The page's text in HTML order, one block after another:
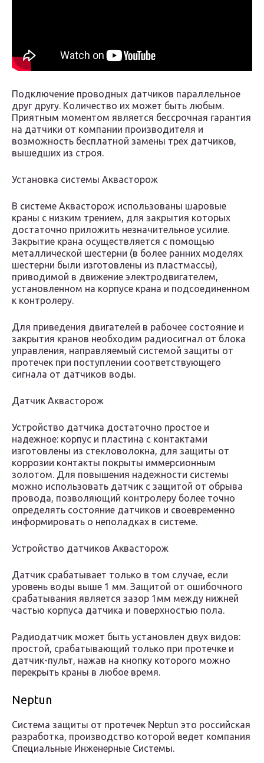
Подключение проводных датчиков параллельное
друг другу. Количество их может быть любым.
Приятным моментом является бессрочная гарантия
на датчики от компании производителя и
возможность бесплатной замены трех датчиков,
вышедших из строя.
Установка системы Аквасторож
В системе Аквасторож использованы шаровые
краны с низким трением, для закрытия которых
достаточно приложить незначительное усилие.
Закрытие крана осуществляется с помощью
металлической шестерни (в более ранних моделях
шестерни были изготовлены из пластмассы),
приводимой в движение электродвигателем,
установленном на корпусе крана и подсоединенном
к контролеру.
Для приведения двигателей в рабочее состояние и
закрытия кранов необходим радиосигнал от блока
управления, направляемый системой защиты от
протечек при поступлении соответствующего
сигнала от датчиков воды.
Датчик Аквасторож
Устройство датчика достаточно простое и
надежное: корпус и пластина с контактами
изготовлены из стекловолокна, для защиты от
коррозии контакты покрыты иммерсионным
золотом. Для повышения надежности системы
можно использовать датчик с защитой от обрыва
провода, позволяющий контролеру более точно
определять состояние датчиков и своевременно
информировать о неполадках в системе.
Устройство датчиков Аквасторож
Датчик срабатывает только в том случае, если
уровень воды выше 1 мм. Защитой от ошибочного
срабатывания является зазор 1мм между нижней
частью корпуса датчика и поверхностью пола.
Радиодатчик может быть установлен двух видов:
простой, срабатывающий только при протечке и
датчик-пульт, нажав на кнопку которого можно
перекрыть краны в любое время.
Neptun
Система защиты от протечек Neptun это российская
разработка, производство которой ведет компания
Специальные Инженерные Системы.